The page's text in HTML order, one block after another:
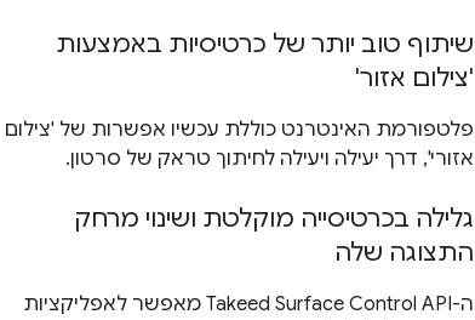
שיתוף טוב יותר של כרטיסיות באמצעות
'צילום אזור'
פלטפורמת האינטרנט כוללת עכשיו אפשרות של 'צילום
אזורי', דרך יעילה ויעילה לחיתוך טראק של סרטון.
גלילה בכרטיסייה מוקלטת ושינוי מרחק
התצוגה שלה
ה-Takeed Surface Control API מאפשר לאפליקציות